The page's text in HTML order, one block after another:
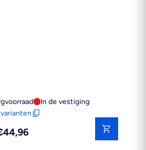
In de vestiging